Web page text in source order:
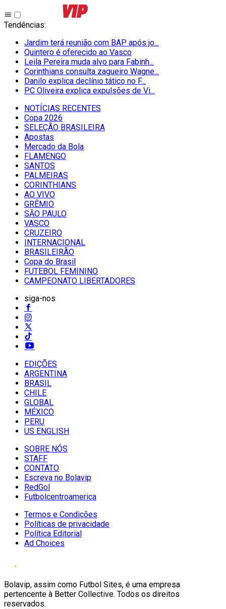
Tendências:
Jardim terá reunião com BAP após jo...
Quintero é oferecido ao Vasco
Leila Pereira muda alvo para Fabinh...
Corinthians consulta zagueiro Wagne...
Danilo explica declínio tático no F...
PC Oliveira explica expulsões de Vi...
NOTÍCIAS RECENTES
Copa 2026
SELEÇÃO BRASILEIRA
Apostas
Mercado da Bola
FLAMENGO
SANTOS
PALMEIRAS
CORINTHIANS
AO VIVO
GRÊMIO
SĀO PAULO
VASCO
CRUZEIRO
INTERNACIONAL
BRASILEIRÃO
Copa do Brasil
FUTEBOL FEMININO
CAMPEONATO LIBERTADORES
siga-nos
EDIÇÕES
ARGENTINA
BRASIL
CHILE
GLOBAL
MÉXICO
PERU
US ENGLISH
SOBRE NÓS
STAFF
CONTATO
Escreva no Bolavip
RedGol
Futbolcentroamerica
Termos e Condições
Políticas de privacidade
Política Editorial
Ad Choices
Bolavip, assim como Futbol Sites, é uma empresa
pertencente à Better Collective. Todos os direitos
reservados.